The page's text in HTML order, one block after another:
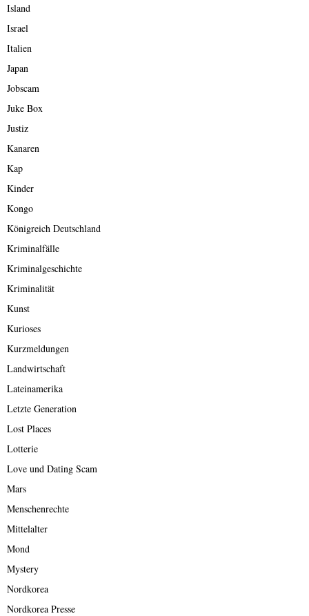
Island
Israel
Italien
Japan
Jobscam
Juke Box
Justiz
Kanaren
Kap
Kinder
Kongo
Königreich Deutschland
Kriminalfälle
Kriminalgeschichte
Kriminalität
Kunst
Kurioses
Kurzmeldungen
Landwirtschaft
Lateinamerika
Letzte Generation
Lost Places
Lotterie
Love und Dating Scam
Mars
Menschenrechte
Mittelalter
Mond
Mystery
Nordkorea
Nordkorea Presse